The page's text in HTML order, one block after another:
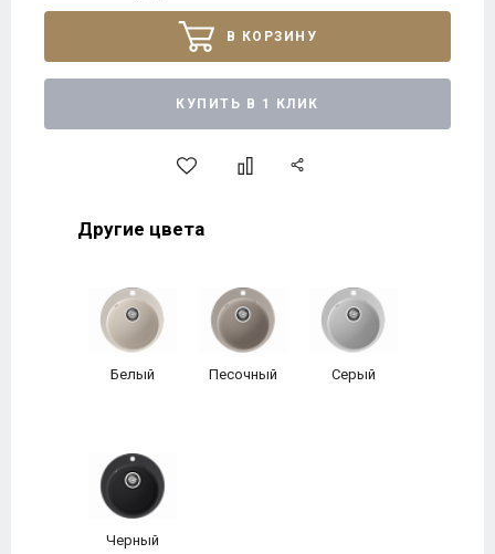
В КОРЗИНУ
КУПИТЬ В 1 КЛИК
Другие цвета
Белый Песочный Серый
Черный